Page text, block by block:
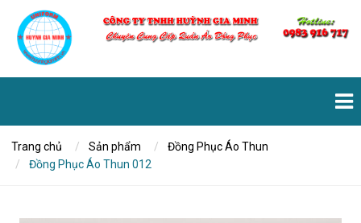
Trang chủ Sản phẩm
Đồng Phục Áo Thun
Đồng Phục Áo Thun 012